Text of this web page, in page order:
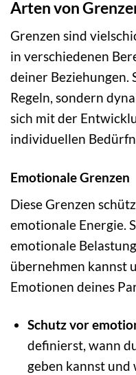
Arten von
Grenzen sind
in verschiedenen
deiner Beziehungen.
Regeln, sondern
sich mit der
individuellen
Emotionale Grenzen
Diese Grenzen
emotionale Energie.
emotionale
übernehmen kannst
Emotionen deines
Schutz vor
definierst, wann
geben kannst und